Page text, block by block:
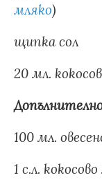
мляко)
щипка сол
20 мл.
100 мл.
1 с.л.